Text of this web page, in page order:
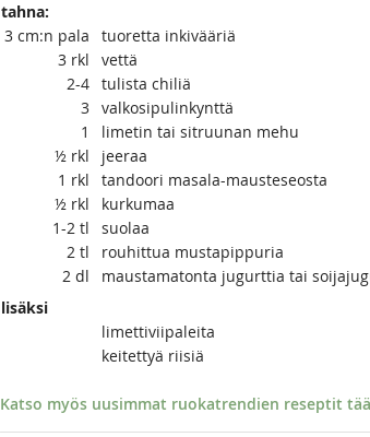
tahna:
3 cm:n pala
tuoretta inkivääriä
3 rkl
vettä
2-4 tulista chiliä
3 valkosipulinkynttä
1
limetin tai sitruunan mehu
½ rkl
jeeraa
1 rkl
tandoori masala-mausteseosta
½ rkl
kurkumaa
1-2 tl
suolaa
2 tl
rouhittua mustapippuria
2 dl
maustamatonta jugurttia tai
lisäksi
limettiviipaleita
keitettyä riisiä
Katso myös uusimmat ruokatrendien reseptit